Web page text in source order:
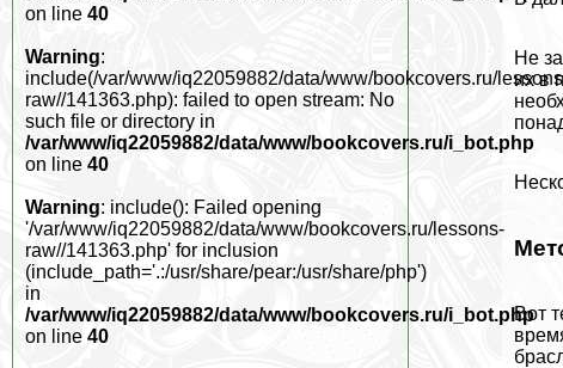
Не
их в
Вот
on line 40
Warning:
include(/var/www/iq22059882/data/www/bookcovers.ru/
raw//141363.php): failed to open stream: No
such file or directory in
/var/www/iq22059882/data/www/bookcovers.ru/i_bot.php
on line 40
Warning: include(): Failed opening
'/var/www/iq22059882/data/www/bookcovers.ru/lessons-
raw//141363.php' for inclusion
(include_path='.:/usr/share/pear:/usr/share/php')
in
/var/www/iq22059882/data/www/bookcovers.ru/i_bot.php
on line 40